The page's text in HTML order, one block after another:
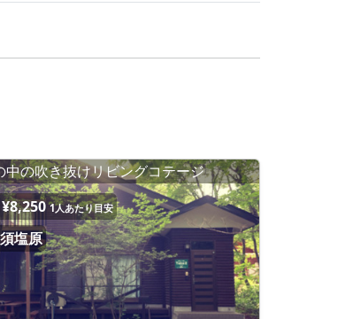
中の吹き抜けリビングコテージ
1人あたり目安
塩原